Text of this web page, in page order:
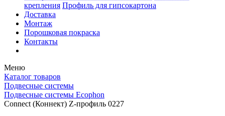
крепления Профиль для гипсокартона
Доставка
Монтаж
Порошковая покраска
Контакты
Меню
Каталог товаров
Подвесные системы
Подвесные системы Ecophon
Connect (Коннект) Z-профиль 0227